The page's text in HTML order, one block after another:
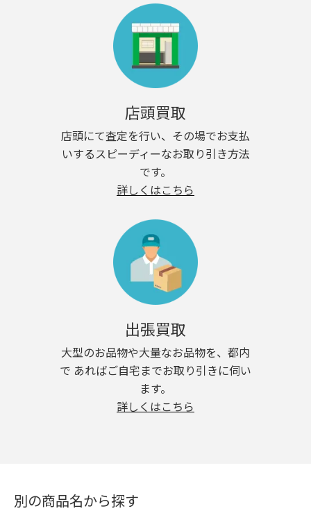
店頭買取
店頭にて査定を行い、その場でお支払
いするスピーディーなお取り引き方法
です。
詳しくはこちら
出張買取
大型のお品物や大量なお品物を、都内
で あればご自宅までお取り引きに伺い
ます。
詳しくはこちら
別の商品名から探す